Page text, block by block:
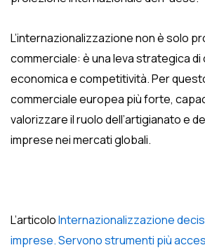
L’internazionalizzazione non è solo
commerciale: è una leva strategica
economica e competitività. Per
commerciale europea più forte,
valorizzare il ruolo dell’artigianato e
imprese nei mercati globali.
L’articoloInternazionalizzazione
imprese. Servono strumenti più